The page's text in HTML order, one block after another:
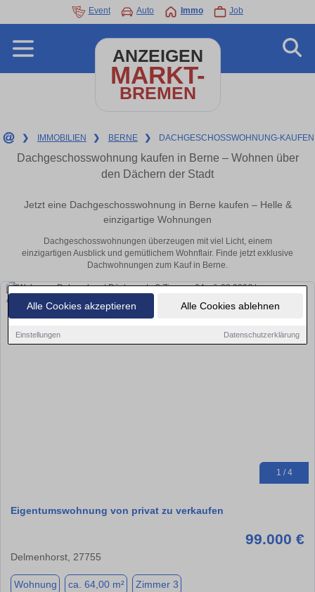
Alle Cookies akzeptieren Alle Cookies ablehnen
Einstellungen Datenschutzerklärung
Event Auto Immo Job
ANZEIGEN
MARKT-
BREMEN
❯ IMMOBILIEN ❯ BERNE ❯ DACHGESCHOSSWOHNUNG-KAUFEN
Dachgeschosswohnung kaufen in Berne – Wohnen über
den Dächern der Stadt
Jetzt eine Dachgeschosswohnung in Berne kaufen – Helle &
einzigartige Wohnungen
Dachgeschosswohnungen überzeugen mit viel Licht, einem
einzigartigen Ausblick und gemütlichem Wohnflair. Finde jetzt exklusive
Dachwohnungen zum Kauf in Berne.
1 / 4
Eigentumswohnung von privat zu verkaufen
99.000 €
Delmenhorst, 27755
Wohnung ca. 64,00 m² Zimmer 3